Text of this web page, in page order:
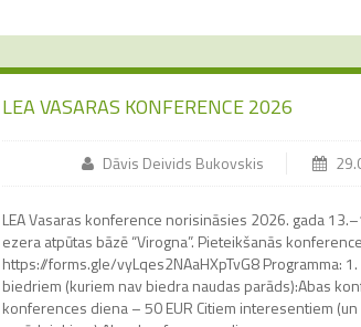
LEA VASARAS KONFERENCE 2026
Dāvis Deivids Bukovskis
LEA Vasaras konference norisināsies 2026. gada
ezera atpūtas bāzē “Virogna”. Pieteikšanās
https://forms.gle/vyLqes2NAaHXpTvG8 Programma:
biedriem (kuriem nav biedra naudas parāds):Abas
konferences diena – 50 EUR Citiem interesentiem (un